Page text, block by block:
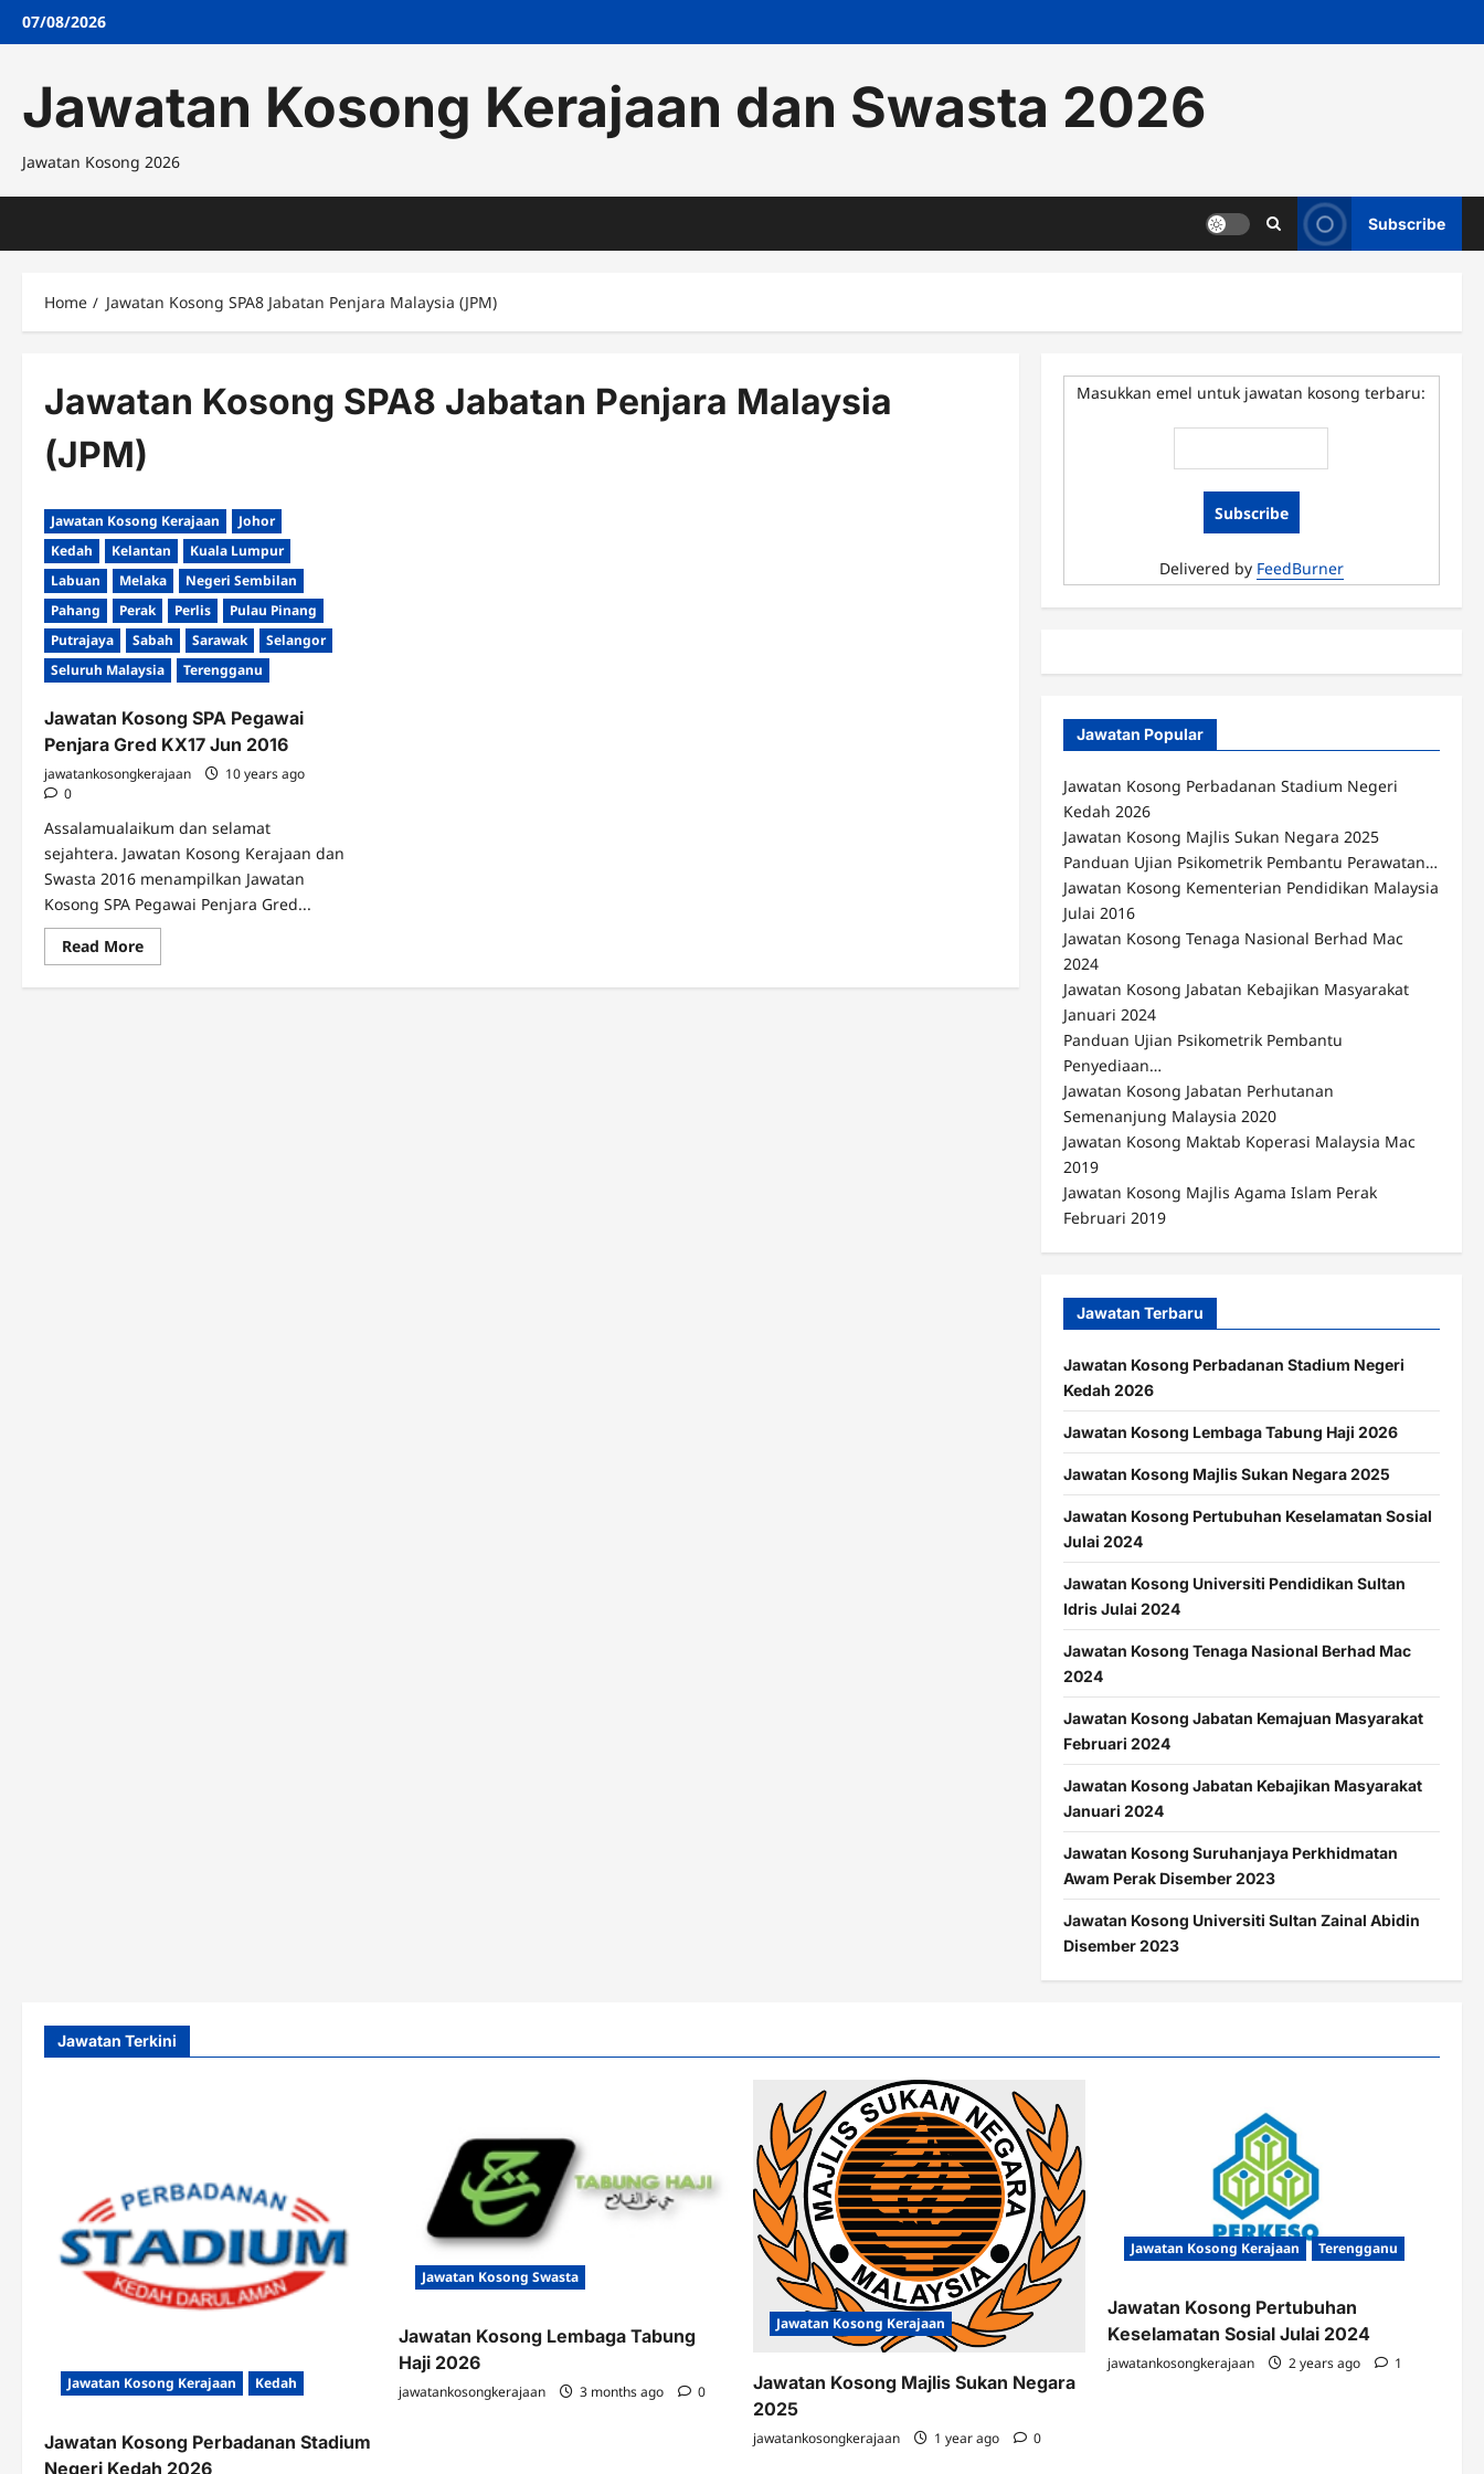
Skip07/08/2026
Jawatan Kosong Kerajaan dan Swasta 2026
Jawatan Kosong 2026
Subscribe
Home Jawatan Kosong SPA8 Jabatan Penjara Malaysia (JPM)
Jawatan Kosong SPA8 Jabatan Penjara Malaysia
(JPM)
Jawatan Kosong Kerajaan
Johor
Kedah
Kelantan
Kuala Lumpur
Labuan
Melaka
Negeri Sembilan
Pahang
Perak Perlis
Pulau Pinang
Putrajaya
Sabah Sarawak
Selangor
Seluruh Malaysia
Terengganu
Jawatan Kosong SPA Pegawai
Penjara Gred KX17 Jun 2016
jawatankosongkerajaan
10 years ago
0
Assalamualaikum dan selamat
sejahtera. Jawatan Kosong Kerajaan dan
Swasta 2016 menampilkan Jawatan
Kosong SPA Pegawai Penjara Gred...
Read MoreRead
more
Jawatan
Masukkan emel untuk jawatan kosong terbaru:
Delivered by FeedBurner
Jawatan Popular
Jawatan Kosong Perbadanan Stadium Negeri
Kedah 2026
Jawatan Kosong Majlis Sukan Negara 2025
Panduan Ujian Psikometrik Pembantu Perawatan…
Jawatan Kosong Kementerian Pendidikan Malaysia
Julai 2016
Jawatan Kosong Tenaga Nasional Berhad Mac
2024
Jawatan Kosong Jabatan Kebajikan Masyarakat
Januari 2024
Panduan Ujian Psikometrik Pembantu
Penyediaan…
Jawatan Kosong Jabatan Perhutanan
Semenanjung Malaysia 2020
Jawatan Kosong Maktab Koperasi Malaysia Mac
2019
Jawatan Kosong Majlis Agama Islam Perak
Februari 2019
Jawatan Terbaru
Jawatan Kosong Perbadanan Stadium Negeri
Kedah 2026
Jawatan Kosong Lembaga Tabung Haji 2026
Jawatan Kosong Majlis Sukan Negara 2025
Jawatan Kosong Pertubuhan Keselamatan Sosial
Julai 2024
Jawatan Kosong Universiti Pendidikan Sultan
Idris Julai 2024
Jawatan Kosong Tenaga Nasional Berhad Mac
2024
Jawatan Kosong Jabatan Kemajuan Masyarakat
Februari 2024
Jawatan Kosong Jabatan Kebajikan Masyarakat
Januari 2024
Jawatan Kosong Suruhanjaya Perkhidmatan
Awam Perak Disember 2023
Jawatan Kosong Universiti Sultan Zainal Abidin
Disember 2023
Jawatan Terkini
Jawatan Kosong Kerajaan Kedah
Jawatan Kosong Perbadanan Stadium
Negeri Kedah 2026
Jawatan Kosong Swasta
Jawatan Kosong Lembaga Tabung
Haji 2026
jawatankosongkerajaan 3 months ago 0
Jawatan Kosong Kerajaan
Jawatan Kosong Majlis Sukan Negara
2025
jawatankosongkerajaan 1 year ago 0
Jawatan Kosong Kerajaan Terengganu
Jawatan Kosong Pertubuhan
Keselamatan Sosial Julai 2024
jawatankosongkerajaan 2 years ago 1